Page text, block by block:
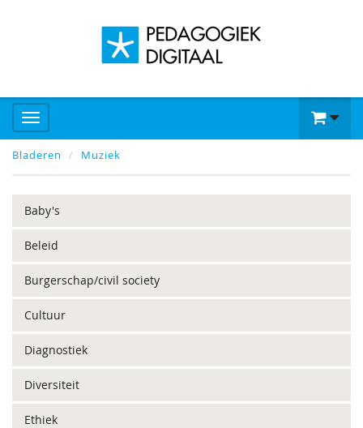
Bladeren Muziek
Baby's
Beleid
Burgerschap/civil society
Cultuur
Diagnostiek
Diversiteit
Ethiek